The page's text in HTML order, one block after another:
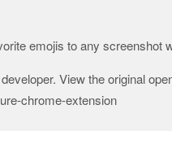
emojis to any screenshot
View the original
chrome-extension